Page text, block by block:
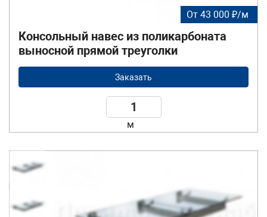
От 43 000 ₽/м
Консольный навес из поликарбоната
выносной прямой треуголки
Заказать
м